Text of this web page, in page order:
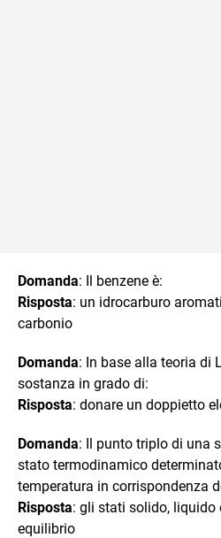
Domanda: Il benzene è:
Risposta: un idrocarburo
carbonio
Domanda: In base alla teoria di
sostanza in grado di:
Risposta: donare un doppietto
Domanda: Il punto triplo di una
stato termodinamico
temperatura in corrispondenza
Risposta: gli stati solido, liquido
equilibrio